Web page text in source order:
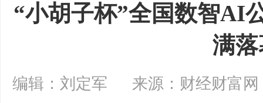
“小胡子杯”全国数智AI
满
编辑：刘定军 来源：财经财富网